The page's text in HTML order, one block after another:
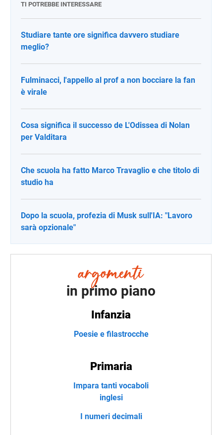
TI POTREBBE INTERESSARE
Studiare tante ore significa davvero studiare
meglio?
Fulminacci, l'appello al prof a non bocciare la fan
è virale
Cosa significa il successo de L'Odissea di Nolan
per Valditara
Che scuola ha fatto Marco Travaglio e che titolo di
studio ha
Dopo la scuola, profezia di Musk sull'IA: "Lavoro
sarà opzionale"
in primo piano
Infanzia
Poesie e filastrocche
Primaria
Impara tanti vocaboli
inglesi
I numeri decimali